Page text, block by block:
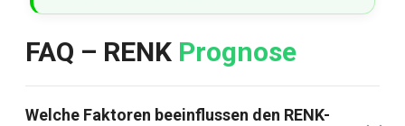
FAQ – RENK Prognose
Welche Faktoren beeinflussen den RENK-